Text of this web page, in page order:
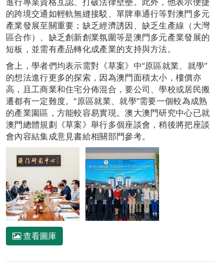
的跨境交通如輕軌無縫接駁、單牌車通行等對澳門多元
產業發展至關重要；缺乏經濟誘因、缺乏生產線（大灣
區合作）、缺乏創新創業氛圍等是澳門多元產業發展的
短板，並需有產品轉化成產業的支持與方法。
會上，學者們均表示需對《草案》中“原區就業、就學”
的想法進行更多的探索，因為澳門面積太小，樓價亦
高，且工商業和住宅分佈混合，要公司、學校或居民搬
遷都有一定難度。“原區就業、就學”需要一個較為成熟
的產業園區，方能較容易實現。澳大澳門研究中心已就
澳門總體規劃《草案》舉行多個座談會，稍後將把座談
會內容結集成意見書給相關部門參考。
查看圖庫